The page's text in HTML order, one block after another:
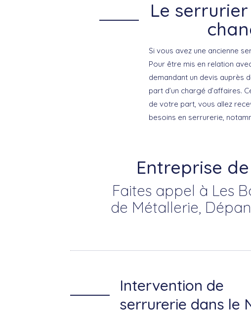
Le
Si vous avez une ancienne
Pour être mis en relation
demandant un devis auprès
part d’un chargé d’affaires.
de votre part, vous allez
besoins en serrurerie,
Entreprise
Faites appel à Les
de Métallerie,
Intervention de
serrurerie dans le